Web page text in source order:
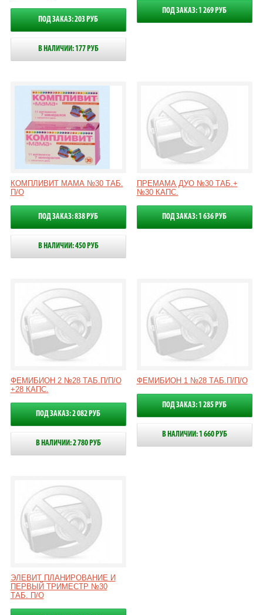
ПОД ЗАКАЗ: 203 РУБ
В НАЛИЧИИ: 177 РУБ
ПОД ЗАКАЗ: 1 269 РУБ
КОМПЛИВИТ МАМА №30 ТАБ.
П/О
ПОД ЗАКАЗ: 838 РУБ
В НАЛИЧИИ: 450 РУБ
ПРЕМАМА ДУО №30 ТАБ.+
№30 КАПС.
ПОД ЗАКАЗ: 1 636 РУБ
ФЕМИБИОН 2 №28 ТАБ.П/П/О
+28 КАПС.
ПОД ЗАКАЗ: 2 082 РУБ
В НАЛИЧИИ: 2 780 РУБ
ФЕМИБИОН 1 №28 ТАБ.П/П/О
ПОД ЗАКАЗ: 1 285 РУБ
В НАЛИЧИИ: 1 660 РУБ
ЭЛЕВИТ ПЛАНИРОВАНИЕ И
ПЕРВЫЙ ТРИМЕСТР №30
ТАБ. П/О